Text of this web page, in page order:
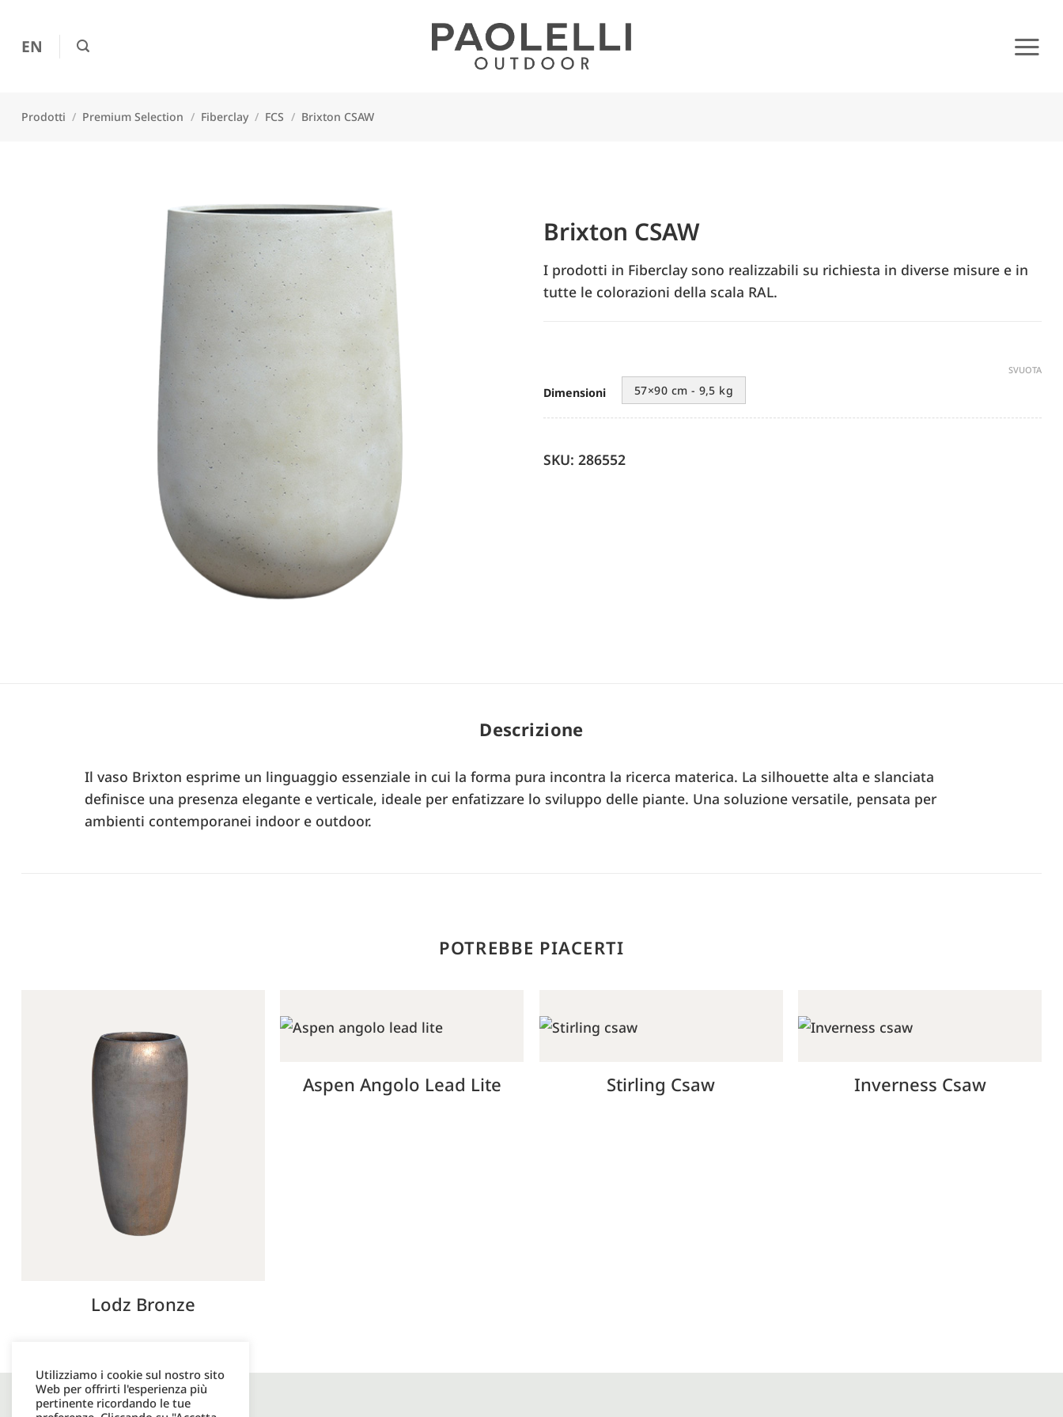
contenuti
EN
Prodotti / Premium Selection / Fiberclay / FCS / Brixton CSAW
Brixton CSAW
I prodotti in Fiberclay sono realizzabili su richiesta in diverse misure e in
tutte le colorazioni della scala RAL.
Dimensioni 57×90 cm - 9,5 kg
SVUOTA
SKU: 286552
Descrizione
Il vaso Brixton esprime un linguaggio essenziale in cui la forma pura incontra la ricerca materica. La silhouette alta e slanciata
definisce una presenza elegante e verticale, ideale per enfatizzare lo sviluppo delle piante. Una soluzione versatile, pensata per
ambienti contemporanei indoor e outdoor.
POTREBBE PIACERTI
Lodz Bronze
Aspen Angolo Lead Lite Stirling Csaw Inverness Csaw
Utilizziamo i cookie sul nostro sito
Web per offrirti l'esperienza più
pertinente ricordando le tue